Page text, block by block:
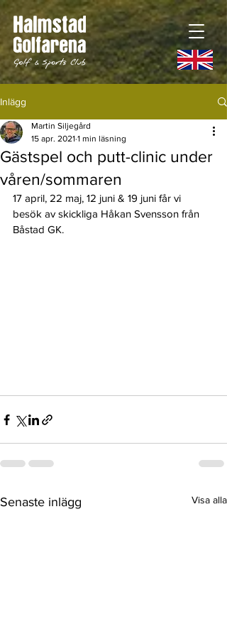
Inlägg
Gästspel och putt-clinic under
våren/sommaren
Martin Siljegård
15 apr. 2021 1 min läsning
17 april, 22 maj, 12 juni & 19 juni får vi
besök av skickliga Håkan Svensson från
Båstad GK.
Senaste inlägg Visa alla